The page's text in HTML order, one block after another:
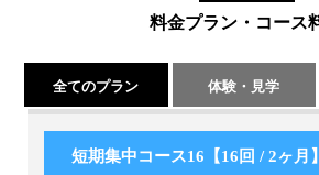
料金プラン・コース
全てのプラン 体験・見学
短期集中コース16【16回 / 2ヶ月】